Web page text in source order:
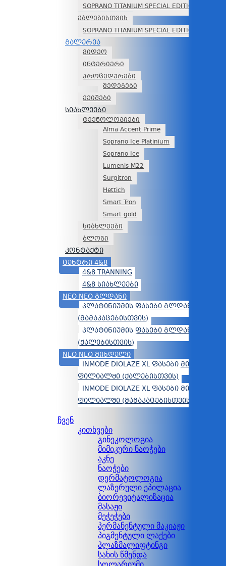
SOPRANO TITANIUM SPECIAL EDITION –
ქალებისთვის
SOPRANO TITANIUM SPECIAL EDITION კაცები
გალერეა
ვიდეო
ინტერიერი
პროცედურები
შედეგები
ექიმები
სიახლეები
ტექნოლოგიები
Alma Accent Prime
Soprano Ice Platinium
Soprano Ice
Lumenis M22
Surgitron
Hettich
Smart Tron
Smart gold
სიახლეები
ბლოგი
კონტაქტი
ᲪᲔᲜᲢᲠᲘ 4&8
4&8 TRANNING
4&8 ᲡᲘᲐᲮᲚᲔᲔᲑᲘ
NEO NEO ᲒᲚᲓᲐᲜᲘ
ᲞᲚᲐᲢᲘᲜᲘᲣᲛᲘᲡ ᲤᲐᲡᲔᲑᲘ ᲒᲚᲓᲐᲜᲘᲡ
(ᲛᲐᲛᲐᲙᲐᲪᲔᲑᲘᲡᲗᲕᲘᲡ)
ᲞᲚᲐᲢᲘᲜᲘᲣᲛᲘᲡ ᲤᲐᲡᲔᲑᲘ ᲒᲚᲓᲐᲜᲘᲡ
(ᲥᲐᲚᲔᲑᲘᲡᲗᲕᲘᲡ)
NEO NEO ᲛᲘᲜᲓᲔᲚᲘ
INMODE DIOLAZE XL ᲤᲐᲡᲔᲑᲘ ᲛᲘᲜᲓᲔᲚᲘᲡ
ᲤᲘᲚᲘᲐᲚᲨᲘ (ᲥᲐᲚᲔᲑᲘᲡᲗᲕᲘᲡ)
INMODE DIOLAZE XL ᲤᲐᲡᲔᲑᲘ ᲛᲘᲜᲓᲔᲚᲘᲡ
ᲤᲘᲚᲘᲐᲚᲨᲘ (ᲛᲐᲛᲐᲙᲐᲪᲔᲑᲘᲡᲗᲕᲘᲡ)
ჩვენ
კითხვები
გინეკოლოგია
მიმიკური ნაოჭები
აკნე
ნაოჭები
დერმატოლოგია
ლაზერული ეპილაცია
ბიორევიტალიზაცია
მასაჟი
მეჭეჭები
პერმანენტული მაკიაჟი
პიგმენტული ლაქები
პლაზმალიფტინგი
სახის წმენდა
სოლარიუმი